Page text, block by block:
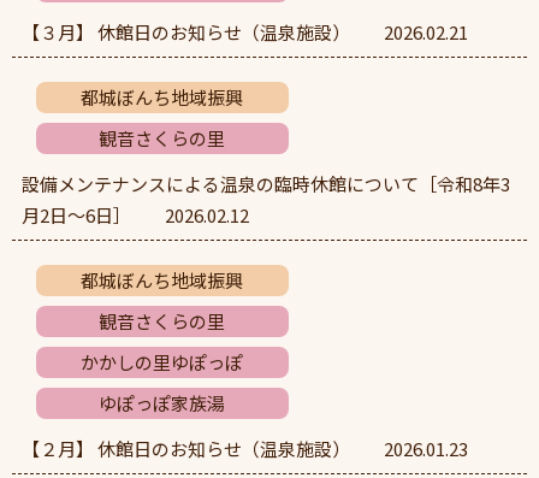
【３月】 休館日のお知らせ（温泉施設）
2026.02.21
都城ぼんち地域振興
観音さくらの里
設備メンテナンスによる温泉の臨時休館について［令和8年3
月2日～6日］
2026.02.12
都城ぼんち地域振興
観音さくらの里
かかしの里ゆぽっぽ
ゆぽっぽ家族湯
【２月】 休館日のお知らせ（温泉施設）
2026.01.23